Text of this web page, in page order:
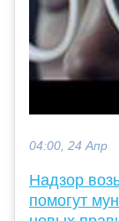
04:00, 24 Апр
Надзор
помогут